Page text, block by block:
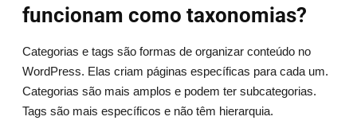
funcionam como taxonomias?
Categorias e tags são formas de organizar conteúdo no
WordPress. Elas criam páginas específicas para cada um.
Categorias são mais amplos e podem ter subcategorias.
Tags são mais específicos e não têm hierarquia.